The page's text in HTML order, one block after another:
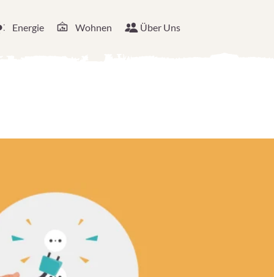
Energie Wohnen Über Uns